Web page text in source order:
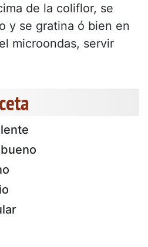
de la coliflor, se
y se gratina ó bien en
microondas, servir